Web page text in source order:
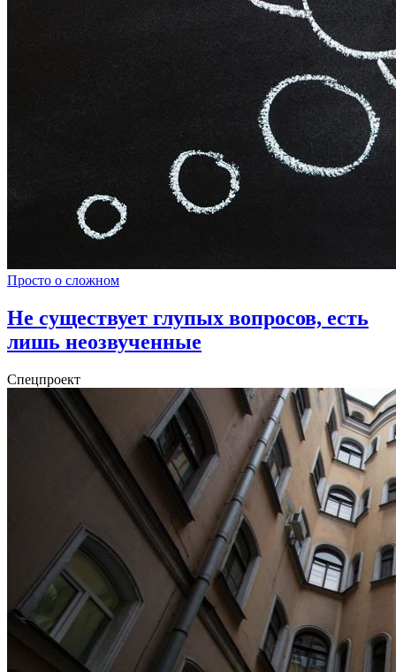
Просто о сложном
Не существует глупых вопросов, есть
лишь неозвученные
Спецпроект